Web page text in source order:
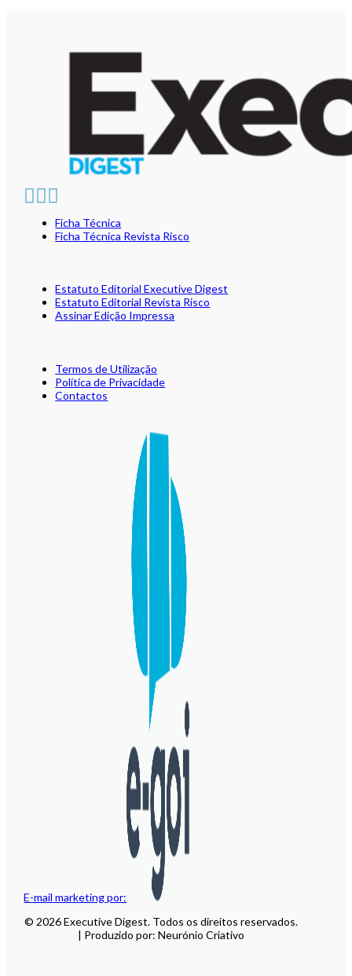
E-mail marketing por:
Ficha Técnica
Ficha Técnica Revista Risco
Estatuto Editorial Executive Digest
Estatuto Editorial Revista Risco
Assinar Edição Impressa
Termos de Utilização
Política de Privacidade
Contactos
© 2026 Executive Digest. Todos os direitos reservados.
| Produzido por: Neurónio Criativo